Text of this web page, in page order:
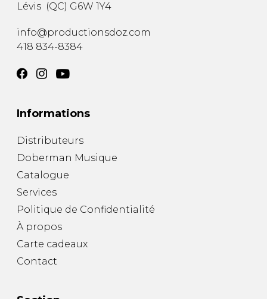
Lévis (QC) G6W 1Y4
info@productionsdoz.com
418 834-8384
Informations
Distributeurs
Doberman Musique
Catalogue
Services
Politique de Confidentialité
À propos
Carte cadeaux
Contact